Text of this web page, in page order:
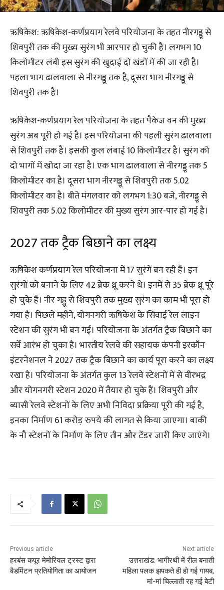
ऋषिकेश: ऋषिकेश-कर्णप्रयाग रेलवे परियोजना के तहत नीरगड्डू से
शिवपुरी तक की मुख्य सुरंग भी आरपार हो चुकी है। लगभग 10
किलोमीटर लंबी इस सुरंग की खुदाई दो खंडों में की जा रही है।
पहला भाग ढालवाला से नीरगड्डू तक है, दूसरा भाग नीरगड्डू से
शिवपुरी तक है।
ऋषिकेश-कर्णप्रयाग रेल परियोजना के तहत पैकेज वन की मुख्य
सुरंग अब पूरी हो गई है। इस परियोजना की पहली सुरंग ढालवाला
से शिवपुरी तक है। इसकी कुल लंबाई 10 किलोमीटर है। सुरंग को
दो भागों में खोदा जा रहा है। एक भाग ढालवाला से नीरगड्डू तक 5
किलोमीटर का है। दूसरा भाग नीरगड्डू से शिवपुरी तक 5.02
किलोमीटर का है। बीते मंगलवार को लगभग 1:30 बजे, नीरगड्डू से
शिवपुरी तक 5.02 किलोमीटर की मुख्य सुरंग आर-पार हो गई है।
2027 तक ट्रैक बिछाने का लक्ष्य
ऋषिकेश कर्णप्रयाग रेल परियोजना में 17 सुरंगें बन रही हैं। इन
सुरंगों को बनाने के लिए 42 ब्रेक थ्रू करने थे। इनमें से 35 ब्रेक थ्रू पूरे
हो चुके हैं। नीर गड्डू से शिवपुरी तक मुख्य सुरंग का काम भी पूरा हो
गया है। पिछले महीने, योगनगरी ऋषिकेश के सिवाई रेल लाइन
स्टेशन की सुरंग भी बन गई। परियोजना के अंतर्गत ट्रैक बिछाने का
सर्वे आरंभ हो चुका है। भारतीय रेलवे की सहायक कंपनी इरकॉन
इंटरनेशनल ने 2027 तक ट्रैक बिछाने का कार्य पूरा करने का लक्ष्य
रखा है। परियोजना के अंतर्गत कुल 13 रेलवे स्टेशनों में से वीरभद्र
और योगनगरी स्टेशन 2020 में तैयार हो चुके हैं। शिवपुरी और
ब्यासी रेलवे स्टेशनों के लिए अभी निविदा प्रक्रिया पूरी की गई है,
इनका निर्माण 61 करोड़ रुपये की लागत से किया जाएगा। बाकी
के नौ स्टेशनों के निर्माण के लिए तीन और टेंडर जारी किए जाएंगे।
Previous article
हरबंस कपूर मेमोरियल ट्रस्ट द्वारा
बैडमिंटन प्रतियोगिता का आयोजन
Next article
उत्तराखंड: भागीरथी में रील बनाती
महिला पलक झपकते ही हो गई गायब,
मां-मां चिल्लाती रह गई बेटी